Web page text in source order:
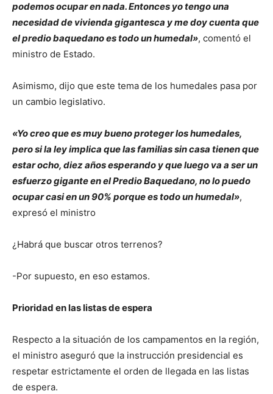
podemos ocupar en nada. Entonces yo tengo una
necesidad de vivienda gigantesca y me doy cuenta que
el predio baquedano es todo un humedal», comentó el
ministro de Estado.
Asimismo, dijo que este tema de los humedales pasa por
un cambio legislativo.
«Yo creo que es muy bueno proteger los humedales,
pero si la ley implica que las familias sin casa tienen que
estar ocho, diez años esperando y que luego va a ser un
esfuerzo gigante en el Predio Baquedano, no lo puedo
ocupar casi en un 90% porque es todo un humedal»,
expresó el ministro
¿Habrá que buscar otros terrenos?
-Por supuesto, en eso estamos.
Prioridad en las listas de espera
Respecto a la situación de los campamentos en la región,
el ministro aseguró que la instrucción presidencial es
respetar estrictamente el orden de llegada en las listas
de espera.